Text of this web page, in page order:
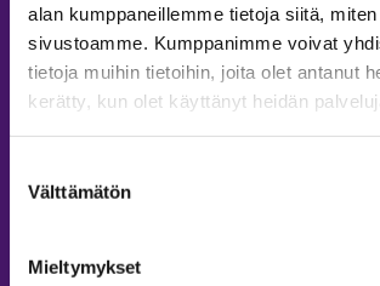
alan kumppaneillemme tietoja siitä,
sivustoamme. Kumppanimme voivat
tietoja muihin tietoihin, joita olet antanut
kerätty, kun olet käyttänyt heidän
valinta
Välttämätön
Mieltymykset
MAJOITUS